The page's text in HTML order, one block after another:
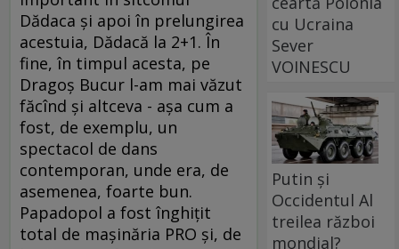
Dădaca şi apoi în prelungirea
acestuia, Dădacă la 2+1. În
fine, în timpul acesta, pe
Dragoş Bucur l-am mai văzut
făcînd şi altceva - aşa cum a
fost, de exemplu, un
spectacol de dans
contemporan, unde era, de
asemenea, foarte bun.
Papadopol a fost înghiţit
total de maşinăria PRO şi, de
cu Ucraina
Sever
VOINESCU
Putin și
Occidentul Al
treilea război
mondial?